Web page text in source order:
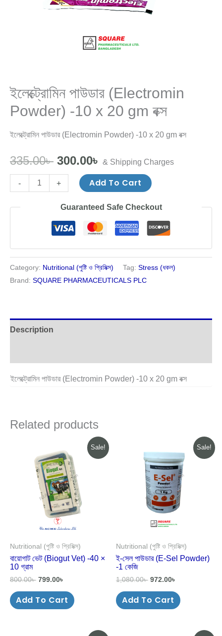
ইলেক্ট্রোমিন পাউডার (Electromin
Powder) -10 x 20 gm বক্স
ইলেক্ট্রোমিন পাউডার (Electromin Powder) -10 x 20 gm বক্স
335.00৳ 300.00৳ & Shipping Charges
- + Add To Cart
Guaranteed Safe Checkout
Category: Nutritional (পুষ্টি ও প্রিমিক্স) Tag: Stress (ধকল)
Brand: SQUARE PHARMACEUTICALS PLC
Description
ইলেক্ট্রোমিন পাউডার (Electromin Powder) -10 x 20 gm বক্স
Related products
Sale!
Nutritional (পুষ্টি ও প্রিমিক্স)
বায়োগাট ভেট (Biogut Vet) -40 ×
10 গ্রাম
800.00৳
price
was:
800.00৳ .
799.00৳
Current
price
is:
799.00৳ .
Add To Cart
Sale!
Nutritional (পুষ্টি ও প্রিমিক্স)
ই-সেল পাউডার (E-Sel Powder)
-1 কেজি
1,080.00৳
price
was:
1,080.00৳ .
972.00৳
Current
price
is:
972.00৳ .
Add To Cart